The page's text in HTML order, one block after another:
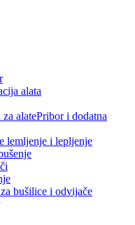
alata
Pribor i dodatna
lemljenje i lepljenje
bušilice i odvijače